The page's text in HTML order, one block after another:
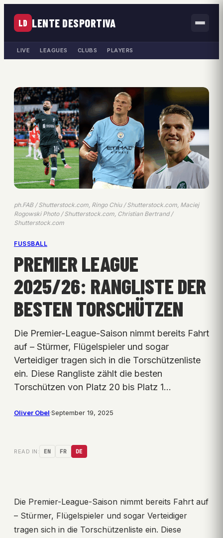
LD LENTE DESPORTIVA
LIVE LEAGUES CLUBS PLAYERS
ph.FAB / Shutterstock.com, Ringo Chiu / Shutterstock.com, Maciej
Rogowski Photo / Shutterstock.com, Christian Bertrand /
Shutterstock.com
FUSSBALL
PREMIER LEAGUE
2025/26: RANGLISTE DER
BESTEN TORSCHÜTZEN
Die Premier-League-Saison nimmt bereits Fahrt
auf – Stürmer, Flügelspieler und sogar
Verteidiger tragen sich in die Torschützenliste
ein. Diese Rangliste zählt die besten
Torschützen von Platz 20 bis Platz 1…
Oliver Obel·September 19, 2025
READ IN: EN FR DE
Die Premier-League-Saison nimmt bereits Fahrt auf
– Stürmer, Flügelspieler und sogar Verteidiger
tragen sich in die Torschützenliste ein. Diese